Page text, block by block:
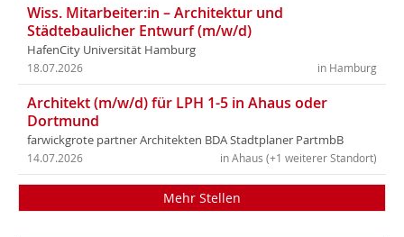
Wiss. Mitarbeiter:in – Architektur und
Städtebaulicher Entwurf (m/w/d)
HafenCity Universität Hamburg
in Hamburg
18.07.2026
Architekt (m/w/d) für LPH 1-5 in Ahaus oder
Dortmund
farwickgrote partner Architekten BDA Stadtplaner PartmbB
in Ahaus (+1 weiterer Standort)
14.07.2026
Mehr Stellen